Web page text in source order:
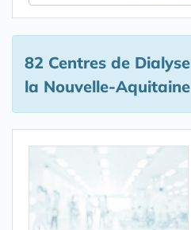
82 Centres de Dialyse
la Nouvelle-Aquitaine